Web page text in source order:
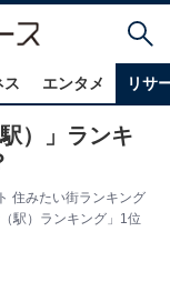
ス エンタメ リサ
）」ランキ
住みたい街ランキング
駅）ランキング」1位